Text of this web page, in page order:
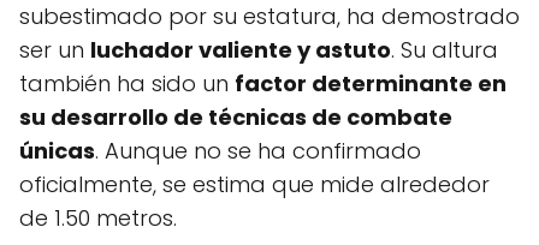
subestimado por su estatura, ha demostrado
ser un luchador valiente y astuto. Su altura
también ha sido un factor determinante en
su desarrollo de técnicas de combate
únicas. Aunque no se ha confirmado
oficialmente, se estima que mide alrededor
de 1.50 metros.